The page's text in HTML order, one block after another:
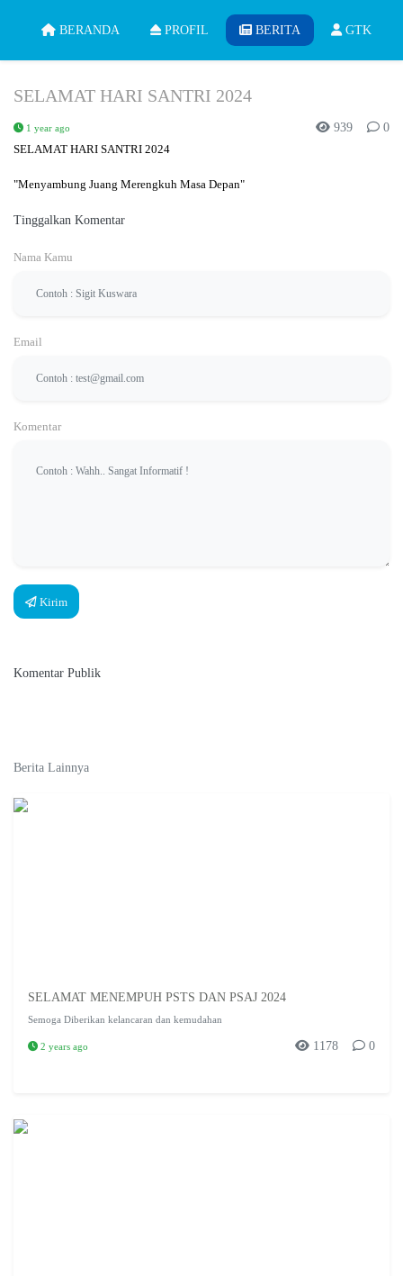
BERANDA PROFIL BERITA GTK
SELAMAT HARI SANTRI 2024
1 year ago 0
939
SELAMAT HARI SANTRI 2024
"Menyambung Juang Merengkuh Masa Depan"
Tinggalkan Komentar
Nama Kamu
Email
Komentar
Kirim
Komentar Publik
Berita Lainnya
SELAMAT MENEMPUH PSTS DAN PSAJ 2024
Semoga Diberikan kelancaran dan kemudahan
2 years ago 0
1178